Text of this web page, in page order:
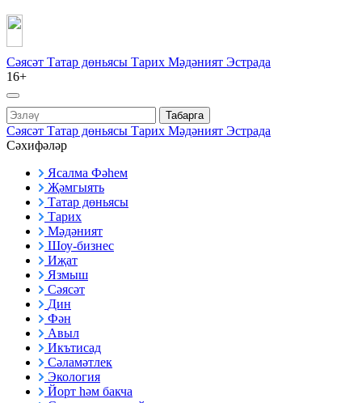
Сәясәт Татар дөньясы Тарих Мәдәният Эстрада
16+
Табарга
Сәясәт Татар дөньясы Тарих Мәдәният Эстрада
Сәхифәләр
Ясалма Фәһем
Җәмгыять
Татар дөньясы
Тарих
Мәдәният
Шоу-бизнес
Иҗат
Язмыш
Сәясәт
Дин
Фән
Авыл
Икътисад
Сәламәтлек
Экология
Йорт һәм бакча